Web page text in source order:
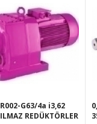
G63/4a i3,62
REDÜKTÖRLER